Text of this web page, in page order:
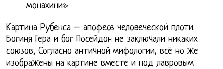
монахини»
Картина Рубенса – апофеоз человеческой плоти.
Богиня Гера и бог Посейдон не заключали никаких
союзов, Согласно античной мифологии, всё но же
изображены на картине вместе и под лавровым